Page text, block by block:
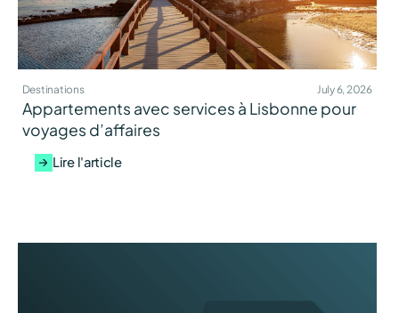
Destinations July 6, 2026
Appartements avec services à Lisbonne pour
voyages d’affaires
Lire l'article